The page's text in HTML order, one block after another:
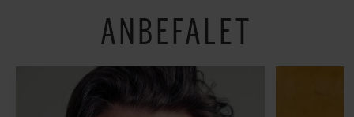
ANBEFALET